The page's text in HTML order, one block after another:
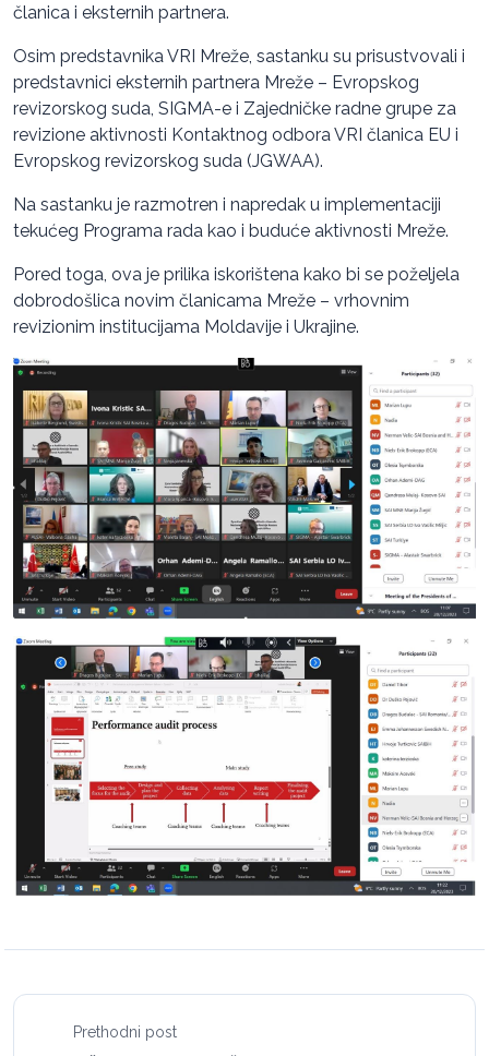
članica i eksternih partnera.
Osim predstavnika VRI Mreže, sastanku su prisustvovali i
predstavnici eksternih partnera Mreže – Evropskog
revizorskog suda, SIGMA-e i Zajedničke radne grupe za
revizione aktivnosti Kontaktnog odbora VRI članica EU i
Evropskog revizorskog suda (JGWAA).
Na sastanku je razmotren i napredak u implementaciji
tekućeg Programa rada kao i buduće aktivnosti Mreže.
Pored toga, ova je prilika iskorištena kako bi se poželjela
dobrodošlica novim članicama Mreže – vrhovnim
revizionim institucijama Moldavije i Ukrajine.
Prethodni post